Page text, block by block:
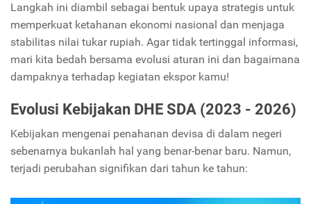
Langkah ini diambil sebagai bentuk upaya strategis untuk
memperkuat ketahanan ekonomi nasional dan menjaga
stabilitas nilai tukar rupiah. Agar tidak tertinggal informasi,
mari kita bedah bersama evolusi aturan ini dan bagaimana
dampaknya terhadap kegiatan ekspor kamu!
Evolusi Kebijakan DHE SDA (2023 - 2026)
Kebijakan mengenai penahanan devisa di dalam negeri
sebenarnya bukanlah hal yang benar-benar baru. Namun,
terjadi perubahan signifikan dari tahun ke tahun: